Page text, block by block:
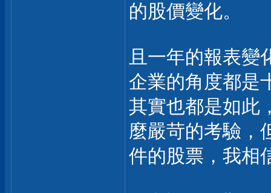
的股價變化。
且一年的報表變
企業的角度都是
其實也都是如此
麼嚴苛的考驗，
件的股票，我相